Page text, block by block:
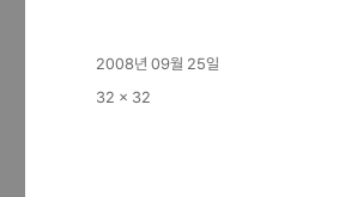
작
성
2008년 09월 25일
전
32 × 32